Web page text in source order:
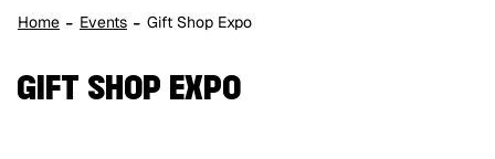
Home Events Gift Shop Expo
GIFT SHOP EXPO